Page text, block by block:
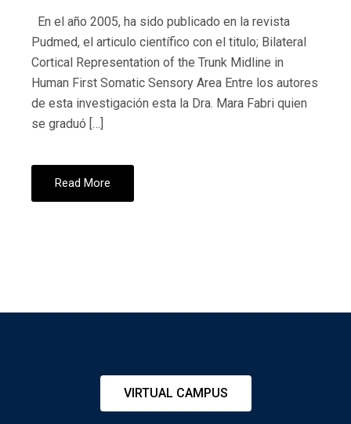
En el año 2005, ha sido publicado en la revista
Pudmed, el articulo científico con el titulo; Bilateral
Cortical Representation of the Trunk Midline in
Human First Somatic Sensory Area Entre los autores
de esta investigación esta la Dra. Mara Fabri quien
se graduó […]
Read More
VIRTUAL CAMPUS